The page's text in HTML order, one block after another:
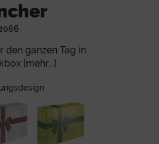
ganzen Tag in
[mehr...]